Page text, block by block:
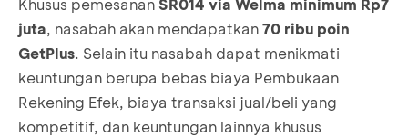
Khusus pemesananSR014 via Welma minimum Rp7
juta, nasabah akan mendapatkan70 ribu poin
GetPlus. Selain itu nasabah dapat menikmati
keuntungan berupa bebas biaya Pembukaan
Rekening Efek, biaya transaksi jual/beli yang
kompetitif, dan keuntungan lainnya khusus